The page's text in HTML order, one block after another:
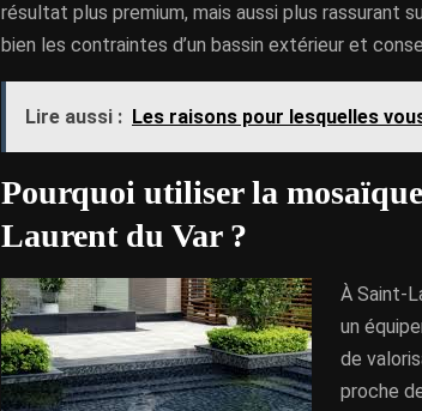
résultat plus premium, mais aussi plus rassurant
bien les contraintes d’un bassin extérieur et
Lire aussi : Les raisons pour lesquelles
Pourquoi utiliser la
Laurent du Var ?
À Saint-
un
de
proche